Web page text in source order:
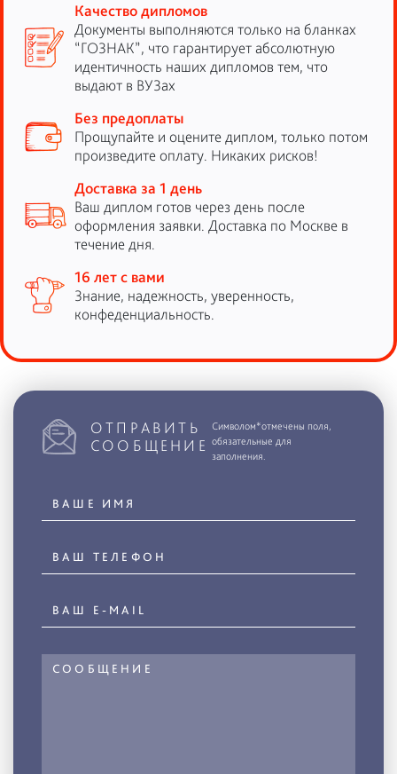
Качество дипломов
Документы выполняются только на бланках
“ГОЗНАК”, что гарантирует абсолютную
идентичность наших дипломов тем, что
выдают в ВУЗах
Без предоплаты
Прощупайте и оцените диплом, только потом
произведите оплату. Никаких рисков!
Доставка за 1 день
Ваш диплом готов через день после
оформления заявки. Доставка по Москве в
течение дня.
16 лет с вами
Знание, надежность, уверенность,
конфеденциальность.
ОТПРАВИТЬ
СООБЩЕНИЕ
Символом*отмечены поля,
обязательные для
заполнения.